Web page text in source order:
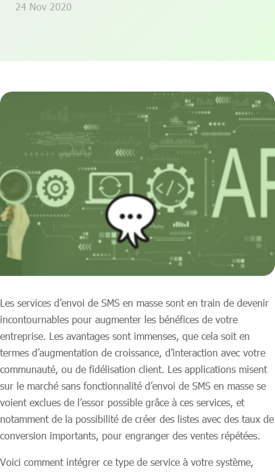
24 Nov 2020
Les services d’envoi de SMS en masse sont en train de devenir
incontournables pour augmenter les bénéfices de votre
entreprise. Les avantages sont immenses, que cela soit en
termes d’augmentation de croissance, d’interaction avec votre
communauté, ou de fidélisation client. Les applications misent
sur le marché sans fonctionnalité d’envoi de SMS en masse se
voient exclues de l’essor possible grâce à ces services, et
notamment de la possibilité de créer des listes avec des taux de
conversion importants, pour engranger des ventes répétées.
Voici comment intégrer ce type de service à votre système,